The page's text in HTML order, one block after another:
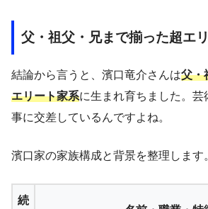
父・祖父・兄まで揃った超エ
結論から言うと、濱口竜介さんは父・
エリート家系に生まれ育ちました。芸
事に交差しているんですよね。
濱口家の家族構成と背景を整理します
続